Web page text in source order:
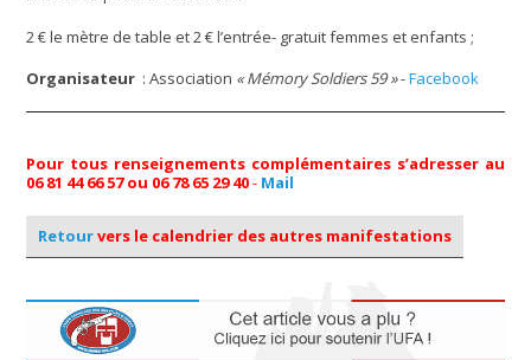
2 € le mètre de table et 2 € l’entrée- gratuit femmes et enfants ;
Organisateur : Association « Mémory Soldiers 59 »-Facebook
Pour tous renseignements complémentaires s’adresser au
06 81 44 66 57 ou 06 78 65 29 40- Mail
Retourvers le calendrier des autres manifestations